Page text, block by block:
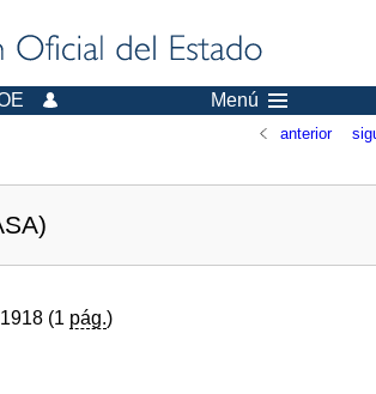
Menú
anterior
(1 pág.)